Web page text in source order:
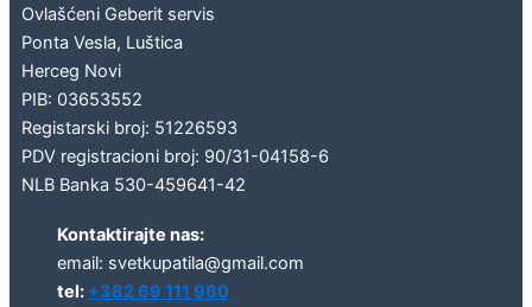
Ovlašćeni Geberit servis
Ponta Vesla, Luštica
Herceg Novi
PIB: 03653552
Registarski broj: 51226593
PDV registracioni broj: 90/31-04158-6
NLB Banka 530-459641-42
Kontaktirajte nas:
email: svetkupatila@gmail.com
tel: +382 69 111 960